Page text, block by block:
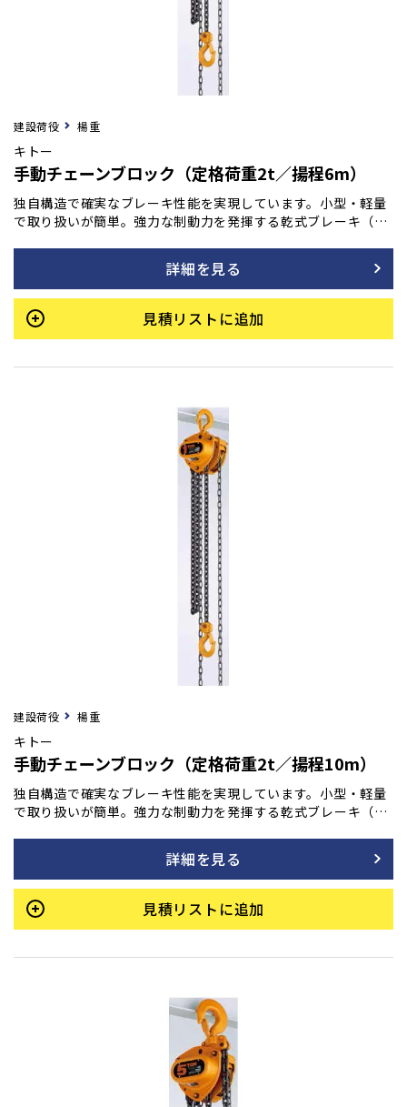
建設荷役 楊重
キトー
手動チェーンブロック（定格荷重2t／揚程6m）
独自構造で確実なブレーキ性能を実現しています。小型・軽量
で取り扱いが簡単。強力な制動力を発揮する乾式ブレーキ（ノ
でも優れた耐久性を持ち、巻き下げ時の手動操作も常に軽く、
スムーズな動きを維持します。
詳細を見る
見積リストに追加
建設荷役 楊重
キトー
手動チェーンブロック（定格荷重2t／揚程10m）
独自構造で確実なブレーキ性能を実現しています。小型・軽量
で取り扱いが簡単。強力な制動力を発揮する乾式ブレーキ（ノ
でも優れた耐久性を持ち、巻き下げ時の手動操作も常に軽く、
スムーズな動きを維持します。
詳細を見る
見積リストに追加